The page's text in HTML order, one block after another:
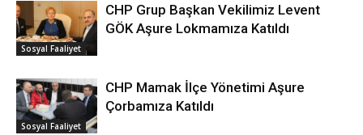
Sosyal Faaliyet
CHP Grup Başkan Vekilimiz Levent
GÖK Aşure Lokmamıza Katıldı
Sosyal Faaliyet
CHP Mamak İlçe Yönetimi Aşure
Çorbamıza Katıldı